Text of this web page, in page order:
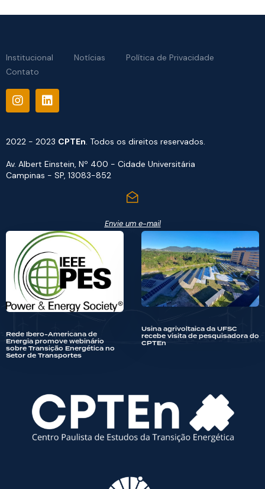
Institucional Notícias
Política de Privacidade
Contato
2022 - 2023 CPTEn. Todos os direitos reservados.
Av. Albert Einstein, Nº 400 - Cidade Universitária
Campinas - SP, 13083-852
Envie um e-mail
Rede Ibero-Americana de
Energia promove webinário
sobre Transição Energética no
Setor de Transportes
Usina agrivoltaica da UFSC
recebe visita de pesquisadora do
CPTEn